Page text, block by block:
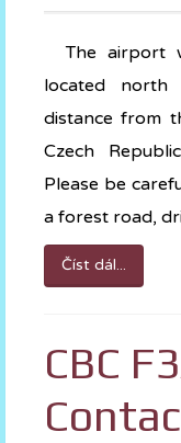
The airport
located
distance from
Czech
Please be
a forest road,
Číst dál...
CBC